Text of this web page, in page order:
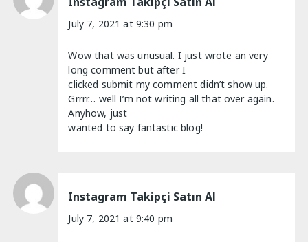
July 7, 2021 at 9:30 pm
Wow that was unusual. I just wrote an very
long comment but after I
clicked submit my comment didn’t show up.
Grrrr… well I’m not writing all that over again.
Anyhow, just
wanted to say fantastic blog!
Instagram Takipçi Satın Al
July 7, 2021 at 9:40 pm